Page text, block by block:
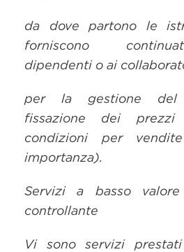
da dove partono le
forniscono
dipendenti o ai
per la gestione del
fissazione dei
condizioni per
importanza).
Servizi a basso
controllante
Vi sono servizi